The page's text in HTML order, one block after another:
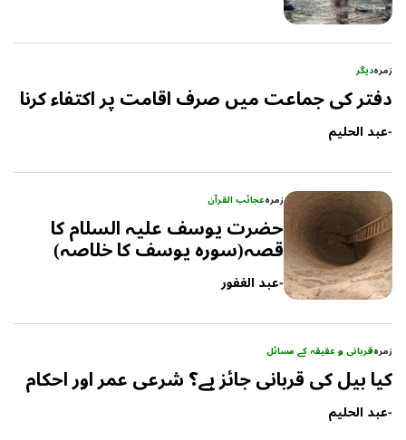
زمرہدیگر
دفتر کی جماعت میں صرف اقامت پر اکتفاء کرنا
-عبد الحلیم
زمرہعجائب القرآن
حضرت یوسف علیہ السلام کا
قصہ(سورہ یوسف کا خلاصہ)
-عبد الغفور
زمرہقربانی و عقیقہ کے مسائل
کیا بیل کی قربانی جائز ہے؟ شرعی عمر اور احکام
-عبد الحلیم